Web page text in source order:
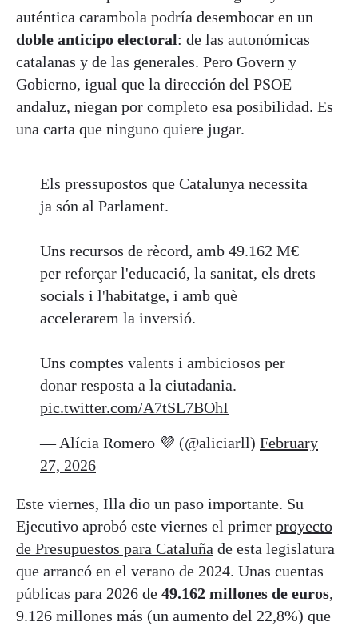
auténtica carambola podría desembocar en un
doble anticipo electoral: de las autonómicas
catalanas y de las generales. Pero Govern y
Gobierno, igual que la dirección del PSOE
andaluz, niegan por completo esa posibilidad. Es
una carta que ninguno quiere jugar.
Els pressupostos que Catalunya necessita
ja són al Parlament.
Uns recursos de rècord, amb 49.162 M€
per reforçar l'educació, la sanitat, els drets
socials i l'habitatge, i amb què
accelerarem la inversió.
Uns comptes valents i ambiciosos per
donar resposta a la ciutadania.
pic.twitter.com/A7tSL7BOhI
— Alícia Romero 💜 (@aliciarll) February
27, 2026
Este viernes, Illa dio un paso importante. Su
Ejecutivo aprobó este viernes el primer proyecto
de Presupuestos para Cataluña de esta legislatura
que arrancó en el verano de 2024. Unas cuentas
públicas para 2026 de 49.162 millones de euros,
9.126 millones más (un aumento del 22,8%) que